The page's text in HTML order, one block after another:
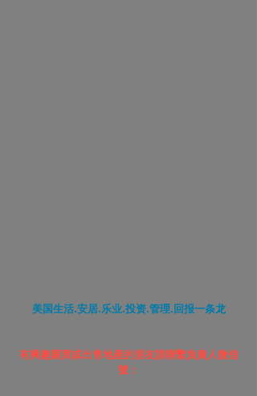
美国生活.安居.乐业.投资.管理.回报一条龙
有興趣購買或出售地產的朋友請聯繫負責人微信
號：